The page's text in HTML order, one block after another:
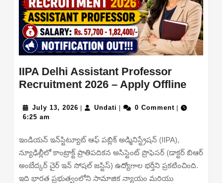
IIPA Delhi Assistant Professor
Recruitment 2026 – Apply OfflineIIPA
2026
–
July 13, 2026 July
| Undati Undati
| 0 Comment |
6:25 am
ఇండియన్ ఇన్‌స్టిట్యూట్ ఆఫ్ పబ్లిక్ అడ్మినిస్ట్రేషన్ (IIPA),
న్యూఢిల్లీలో కాంట్రాక్ట్ ప్రాతిపదికన అసిస్టెంట్ ప్రొఫెసర్ (డాక్టర్ బిఆర్
అంబేద్కర్ చైర్ ఇన్ సోషల్ జస్టిస్) ఉద్యోగాల భర్తీని ప్రకటించింది.
ఇది భారత ప్రభుత్వంలోని సామాజిక న్యాయం మరియు